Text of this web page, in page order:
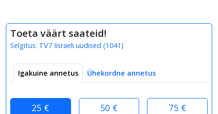
Toeta väärt saateid!
Selgitus: TV7 Iisraeli uudised (1041 )
Igakuine annetus Ühekordne annetus
25 € 50 € 75 €